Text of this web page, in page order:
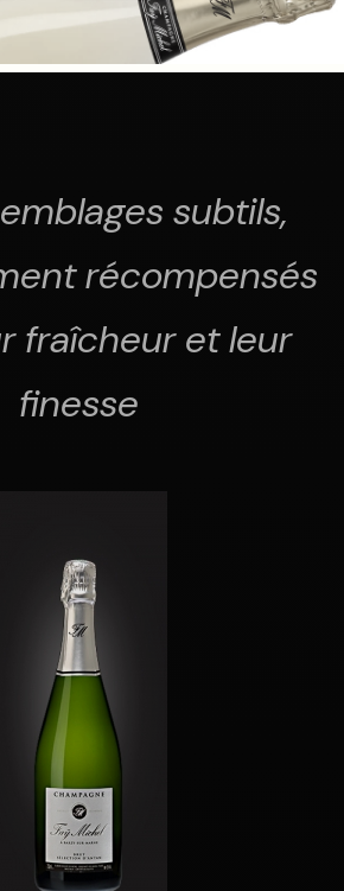
subtils,
récompensés
fraîcheur et leur
finesse